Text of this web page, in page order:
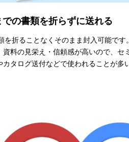
での書類を折らずに送れる
を折ることなくそのまま封入可能です
資料の見栄え・信頼感が高いので、セ
カタログ送付などで使われることが多